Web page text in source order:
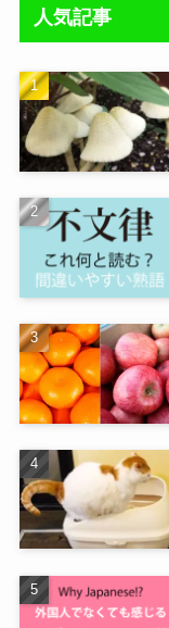
人気記事